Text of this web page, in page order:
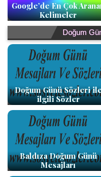
Google’de En Çok
Kelimeler
Doğum
Doğum Günü Sözleri
ilgili Sözler
Baldıza Doğum Günü
Mesajları